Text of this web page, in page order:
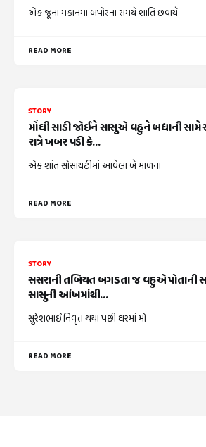
એક જૂના મકાનમાં બપોરના સમયે શાંતિ છવાયે
READ MORE
STORY
મોંઘી સાડી જોઈને સાસુએ વહુને બધાની
રાત્રે ખબર પડી કે...
એક શાંત સોસાયટીમાં આવેલા બે માળના
READ MORE
STORY
સસરાની તબિયત બગડતા જ વહુએ
સાસુની આંખમાંથી...
સુરેશભાઈ નિવૃત્ત થયા પછી ઘરમાં મો
READ MORE